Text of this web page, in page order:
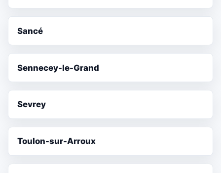
Sancé
Sennecey-le-Grand
Sevrey
Toulon-sur-Arroux